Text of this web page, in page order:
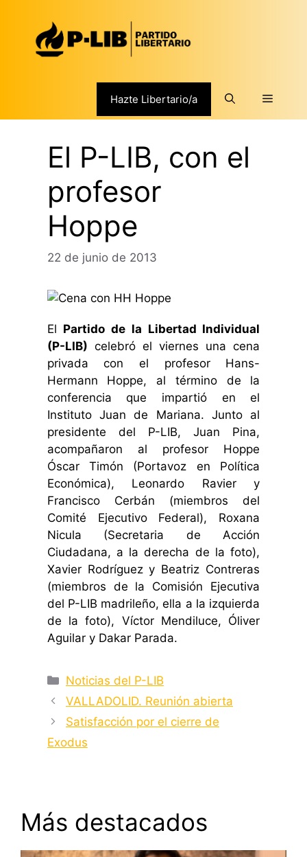
contenido
Hazte Libertario/a Menú
El P-LIB, con el
profesor
Hoppe
22 de junio de 2013
El Partido de la Libertad Individual
(P-LIB) celebró el viernes una cena
privada con el profesor Hans-
Hermann Hoppe, al término de la
conferencia que impartió en el
Instituto Juan de Mariana. Junto al
presidente del P-LIB, Juan Pina,
acompañaron al profesor Hoppe
Óscar Timón (Portavoz en Política
Económica), Leonardo Ravier y
Francisco Cerbán (miembros del
Comité Ejecutivo Federal), Roxana
Nicula (Secretaria de Acción
Ciudadana, a la derecha de la foto),
Xavier Rodríguez y Beatriz Contreras
(miembros de la Comisión Ejecutiva
del P-LIB madrileño, ella a la izquierda
de la foto), Víctor Mendiluce, Óliver
Aguilar y Dakar Parada.
Categorías
Noticias del P-LIB
VALLADOLID. Reunión abierta
Satisfacción por el cierre de
Exodus
Más destacados